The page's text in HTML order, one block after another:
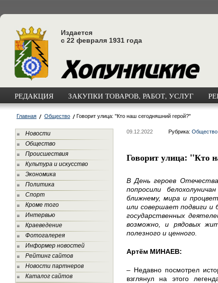
Издается
с 22 февраля 1931 года
РЕДАКЦИЯ ЗАКУПКИ ТОВАРОВ, РАБОТ, УСЛУГ
Главная Общество Говорит улица: "Кто наш сегодняшний герой?"
Новости
Общество
Происшествия
Культура и искусство
Экономика
Политика
Спорт
Кроме того
Интервью
Краеведение
Фотогалерея
Информер новостей
Рейтинг сайтов
Новости партнеров
Каталог сайтов
09.12.2022 Рубрика: Общество
Говорит улица: "Кто
В День героев
попросили
ближнему, мира и
или совершает подвиги и
государственных
возможно, и рядовых
полезного и ценного.
Артём МИНАЕВ:
– Недавно посмотрел
взглянул на этого